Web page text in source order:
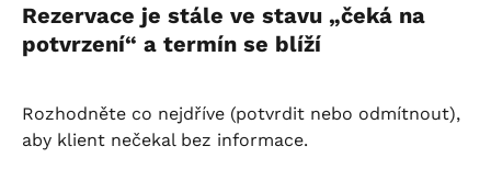
Rezervace je stále ve stavu „čeká na
potvrzení“ a termín se blíží
Rozhodněte co nejdříve (potvrdit nebo odmítnout),
aby klient nečekal bez informace.